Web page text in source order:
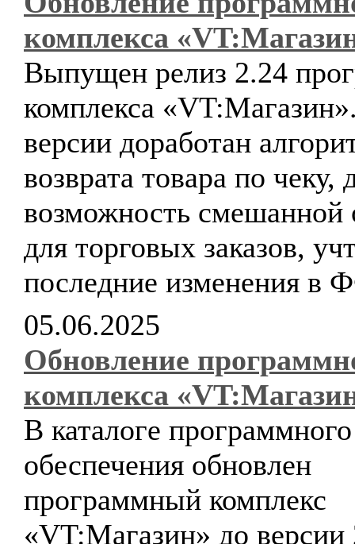
комплекса
Выпущен релиз 2.24
комплекса
версии доработан
возврата товара по чеку,
возможность смешанной
для торговых заказов,
последние изменения в
05.06.2025
Обновление
комплекса
В каталоге программного
обеспечения обновлен
программный комплекс
«VT:Магазин» до